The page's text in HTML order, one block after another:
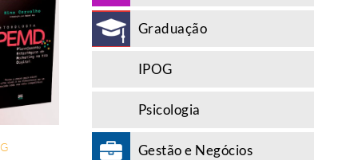
Graduação
IPOG
Psicologia
Gestão e Negócios